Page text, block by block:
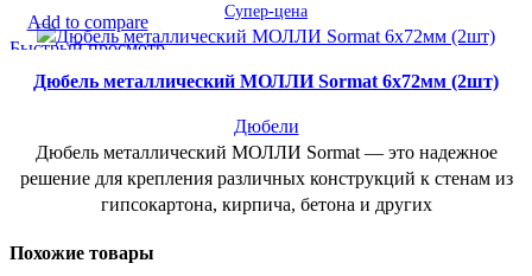
Супер-цена
Add to compare
Быстрый просмотр
В желаемое
Дюбель металлический МОЛЛИ Sormat 6х72мм (2шт)
Дюбели
Дюбель металлический МОЛЛИ Sormat — это надежное
решение для крепления различных конструкций к стенам из
гипсокартона, кирпича, бетона и других
Похожие товары